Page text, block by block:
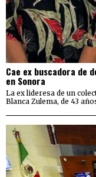
Cae ex buscadora de
en Sonora
La ex lideresa de un
Blanca Zulema, de 43